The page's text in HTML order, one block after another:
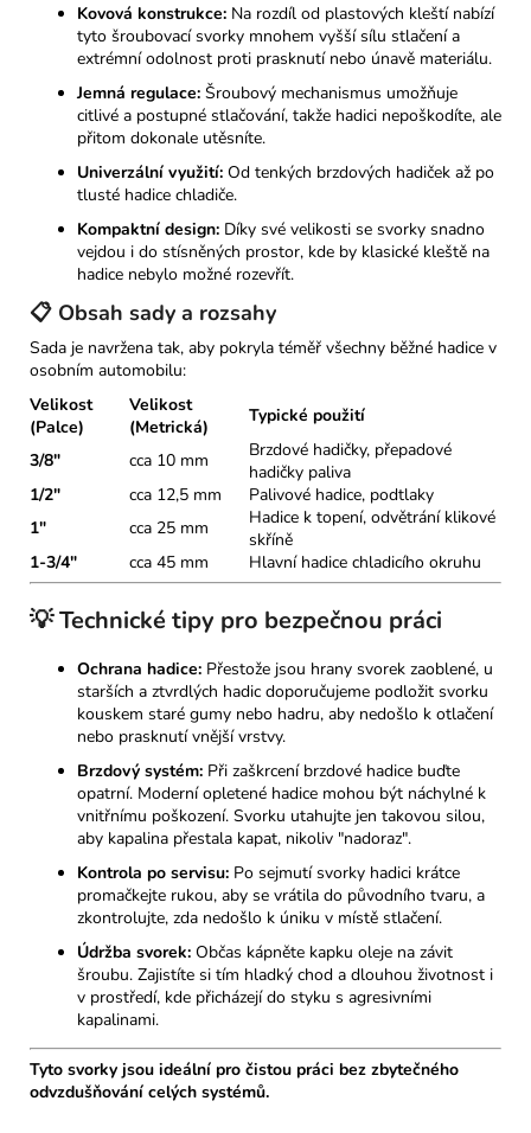
Kovová konstrukce: Na rozdíl od plastových kleští nabízí
tyto šroubovací svorky mnohem vyšší sílu stlačení a
extrémní odolnost proti prasknutí nebo únavě materiálu.
Jemná regulace: Šroubový mechanismus umožňuje
citlivé a postupné stlačování, takže hadici nepoškodíte, ale
přitom dokonale utěsníte.
Univerzální využití: Od tenkých brzdových hadiček až po
tlusté hadice chladiče.
Kompaktní design: Díky své velikosti se svorky snadno
vejdou i do stísněných prostor, kde by klasické kleště na
hadice nebylo možné rozevřít.
📋 Obsah sady a rozsahy
Sada je navržena tak, aby pokryla téměř všechny běžné hadice v
osobním automobilu:
Velikost
(Palce)
Velikost
(Metrická)
Typické použití
3/8"
cca 10 mm
Brzdové hadičky, přepadové
hadičky paliva
1/2"
cca 12,5 mm
Palivové hadice, podtlaky
1"
cca 25 mm
Hadice k topení, odvětrání klikové
skříně
1-3/4"
cca 45 mm Hlavní hadice chladicího okruhu
💡 Technické tipy pro bezpečnou práci
Ochrana hadice: Přestože jsou hrany svorek zaoblené, u
starších a ztvrdlých hadic doporučujeme podložit svorku
kouskem staré gumy nebo hadru, aby nedošlo k otlačení
nebo prasknutí vnější vrstvy.
Brzdový systém: Při zaškrcení brzdové hadice buďte
opatrní. Moderní opletené hadice mohou být náchylné k
vnitřnímu poškození. Svorku utahujte jen takovou silou,
aby kapalina přestala kapat, nikoliv "nadoraz".
Kontrola po servisu: Po sejmutí svorky hadici krátce
promačkejte rukou, aby se vrátila do původního tvaru, a
zkontrolujte, zda nedošlo k úniku v místě stlačení.
Údržba svorek: Občas kápněte kapku oleje na závit
šroubu. Zajistíte si tím hladký chod a dlouhou životnost i
v prostředí, kde přicházejí do styku s agresivními
kapalinami.
Tyto svorky jsou ideální pro čistou práci bez zbytečného
odvzdušňování celých systémů.